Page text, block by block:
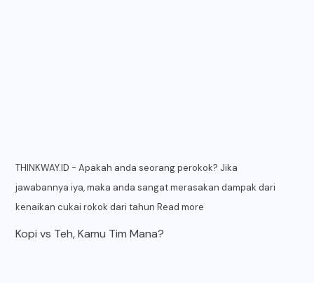
THINKWAY.ID - Apakah anda seorang perokok? Jika
jawabannya iya, maka anda sangat merasakan dampak dari
kenaikan cukai rokok dari tahun Read more
Kopi vs Teh, Kamu Tim Mana?